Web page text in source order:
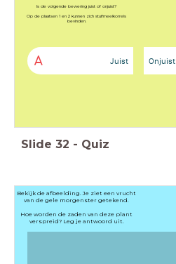
Is de volgende bewering juist of onjuist?
Op de plaatsen 1 en 2 kunnen zich stuifmeelkorrels
bevinden.
A Juist Onjuist
Slide 32 - Quiz
Bekijk de afbeelding. Je ziet een vrucht
van de gele morgenster getekend.
Hoe worden de zaden van deze plant
verspreid? Leg je antwoord uit.